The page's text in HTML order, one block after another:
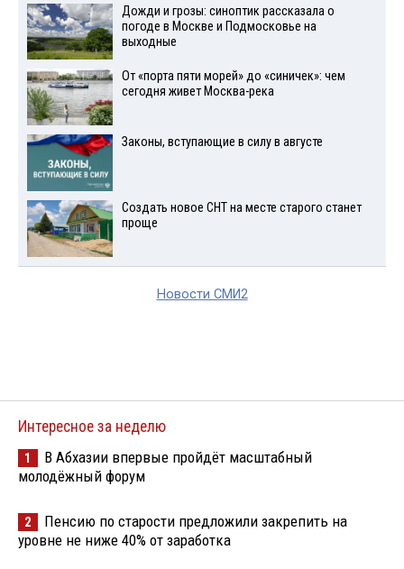
Дожди и грозы: синоптик рассказала о
погоде в Москве и Подмосковье на
выходные
От «порта пяти морей» до «синичек»: чем
сегодня живет Москва-река
Законы, вступающие в силу в августе
Создать новое СНТ на месте старого станет
проще
Новости СМИ2
Интересное за неделю
1
В Абхазии впервые пройдёт масштабный
молодёжный форум
2
Пенсию по старости предложили закрепить на
уровне не ниже 40% от заработка